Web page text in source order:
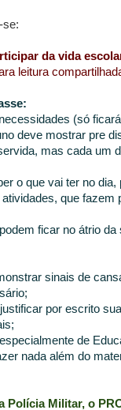
se:
da vida
leitura
(só
deve mostrar pre
mas cada um
o que vai ter no
que fazem
ficar no átrio
sinais de
por escrito
de
nada além do
Polícia Militar, o